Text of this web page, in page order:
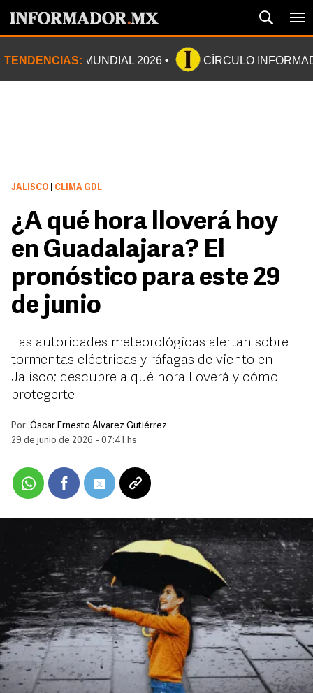
TENDENCIAS: MUNDIAL 2026 CÍRCULO
JALISCO CLIMA GDL
¿A qué hora lloverá hoy
en Guadalajara? El
pronóstico para este 29
de junio
Las autoridades meteorológicas alertan sobre
tormentas eléctricas y ráfagas de viento en
Jalisco; descubre a qué hora lloverá y cómo
protegerte
Por: Óscar Ernesto Álvarez Gutiérrez
29 de junio de 2026 - 07:41 hs